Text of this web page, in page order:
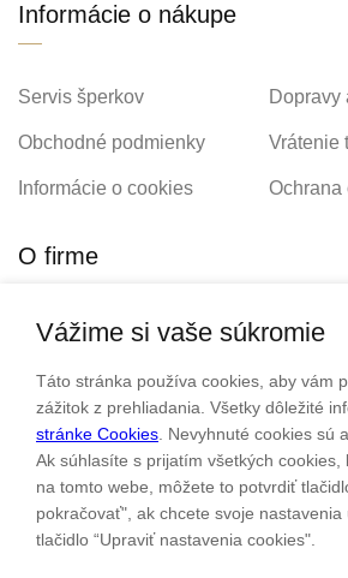
Informácie o nákupe
Servis šperkov Dopravy
Obchodné podmienky Vrátenie
Informácie o cookies Ochrana
O firme
Personalizovaný šperk O nás
Kontakt
Sme rodinná firma a zameriavame sa
šperkov od roku 1994.
Pozrite sa na naše ďaľšie web stránky.
Vážime si vaše súkromie
Táto stránka používa cookies, aby vám
zážitok z prehliadania. Všetky dôležité
stránke Cookies . Nevyhnuté cookies sú
Ak súhlasíte s prijatím všetkých cookies,
na tomto webe, môžete to potvrdiť
pokračovať", ak chcete svoje nastavenia
tlačidlo “Upraviť nastavenia cookies".